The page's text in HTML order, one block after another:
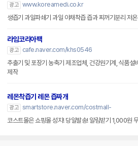
광고 www.koreamedi.co.kr
생즙기 과
라임코리아팩
광고
cafe.naver.com/khs0546
추출기 및 포장기 농축기 제조업체, 건강원기계, 식품설
제작
레몬착즙기 레몬 즙짜개
광고 smartstore.naver.com/costmall-
코스트몰은 쇼핑몰 성지! 당일발송! 알림받기 1,000원